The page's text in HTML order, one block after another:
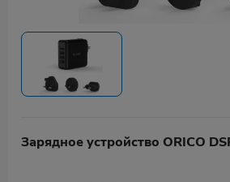
Зарядное устройство ORICO